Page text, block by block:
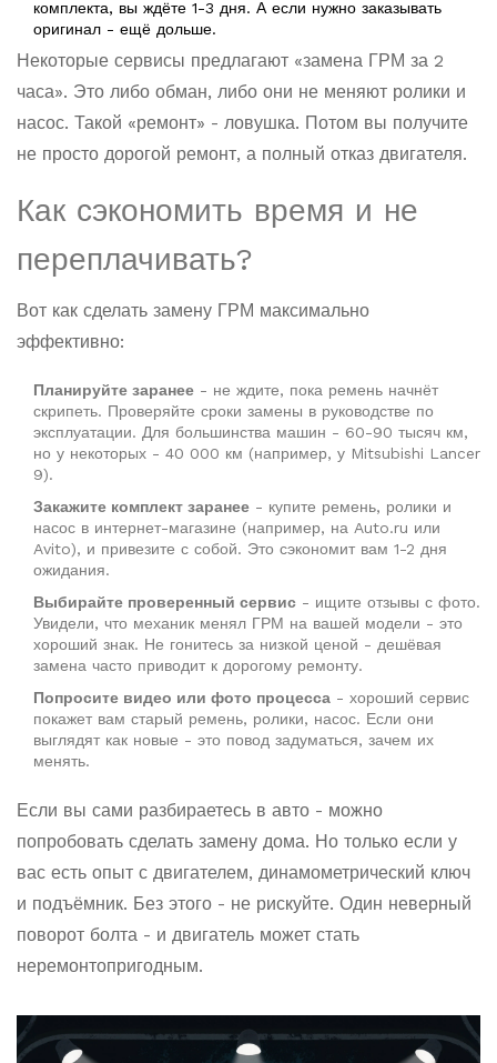
комплекта, вы ждёте 1-3 дня. А если нужно заказывать
оригинал - ещё дольше.
Некоторые сервисы предлагают «замена ГРМ за 2
часа». Это либо обман, либо они не меняют ролики и
насос. Такой «ремонт» - ловушка. Потом вы получите
не просто дорогой ремонт, а полный отказ двигателя.
Как сэкономить время и не
переплачивать?
Вот как сделать замену ГРМ максимально
эффективно:
Планируйте заранее - не ждите, пока ремень начнёт
скрипеть. Проверяйте сроки замены в руководстве по
эксплуатации. Для большинства машин - 60-90 тысяч км,
но у некоторых - 40 000 км (например, у Mitsubishi Lancer
9).
Закажите комплект заранее - купите ремень, ролики и
насос в интернет-магазине (например, на Auto.ru или
Avito), и привезите с собой. Это сэкономит вам 1-2 дня
ожидания.
Выбирайте проверенный сервис - ищите отзывы с фото.
Увидели, что механик менял ГРМ на вашей модели - это
хороший знак. Не гонитесь за низкой ценой - дешёвая
замена часто приводит к дорогому ремонту.
Попросите видео или фото процесса - хороший сервис
покажет вам старый ремень, ролики, насос. Если они
выглядят как новые - это повод задуматься, зачем их
менять.
Если вы сами разбираетесь в авто - можно
попробовать сделать замену дома. Но только если у
вас есть опыт с двигателем, динамометрический ключ
и подъёмник. Без этого - не рискуйте. Один неверный
поворот болта - и двигатель может стать
неремонтопригодным.